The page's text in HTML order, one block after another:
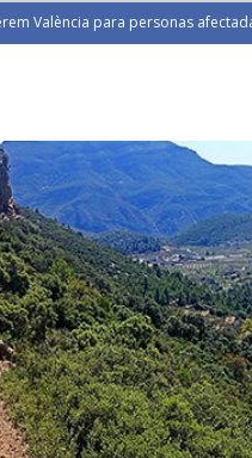
para la adquisición de material
de 21 viviendas protegidas en
tras abatir a un toro fugado
millones para la renaturalización y
València para personas